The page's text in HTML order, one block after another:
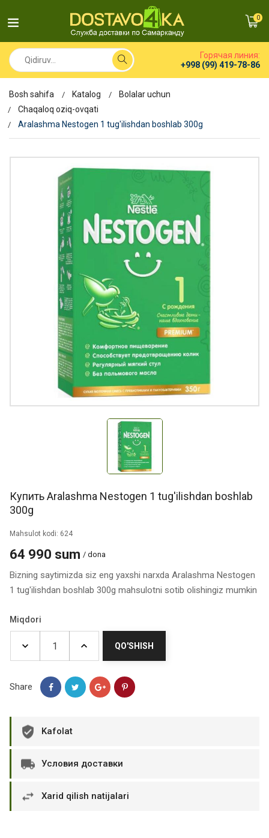
0
Горячая линия:
+998 (99) 419-78-86
Bosh sahifa Katalog
Bolalar uchun
Chaqaloq oziq-ovqati
Aralashma Nestogen 1 tug'ilishdan boshlab 300g
Купить Aralashma Nestogen 1 tug'ilishdan boshlab
300g
Mahsulot kodi: 624
64 990 sum / dona
Bizning saytimizda siz eng yaxshi narxda Aralashma Nestogen
1 tug'ilishdan boshlab 300g mahsulotni sotib olishingiz mumkin
Miqdori
QO'SHISH
Share
Kafolat
Условия доставки
Xarid qilish natijalari